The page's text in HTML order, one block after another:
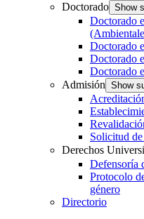
Doctorado Show
Doctorado
Doctorado
Doctorado
Doctorado
Admisión Show
Solicitud
Derechos
Defensoría
Protocolo
género
Directorio